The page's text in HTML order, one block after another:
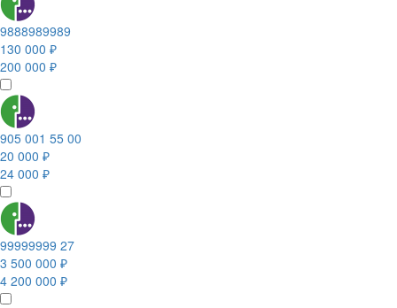
9888989989
130 000 ₽
200 000 ₽
905 001 55 00
20 000 ₽
24 000 ₽
99999999 27
3 500 000 ₽
4 200 000 ₽